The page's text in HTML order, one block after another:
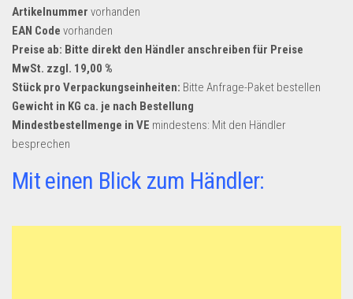
Artikelnummer vorhanden
EAN Code vorhanden
Preise ab: Bitte direkt den Händler anschreiben für Preise
MwSt. zzgl. 19,00 %
Stück pro Verpackungseinheiten: Bitte Anfrage-Paket bestellen
Gewicht in KG ca. je nach Bestellung
Mindestbestellmenge in VE mindestens: Mit den Händler
besprechen
Mit einen Blick zum Händler: